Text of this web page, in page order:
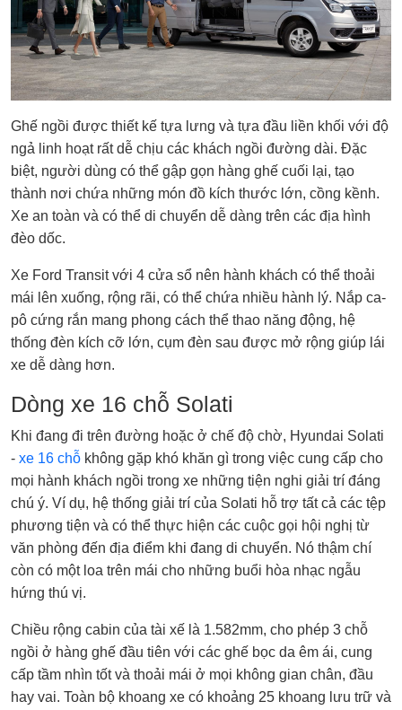
Ghế ngồi được thiết kế tựa lưng và tựa đầu liền khối với độ
ngả linh hoạt rất dễ chịu các khách ngồi đường dài. Đặc
biệt, người dùng có thể gập gọn hàng ghế cuối lại, tạo
thành nơi chứa những món đồ kích thước lớn, cồng kềnh.
Xe an toàn và có thể di chuyển dễ dàng trên các địa hình
đèo dốc.
Xe Ford Transit với 4 cửa sổ nên hành khách có thể thoải
mái lên xuống, rộng rãi, có thể chứa nhiều hành lý. Nắp ca-
pô cứng rắn mang phong cách thể thao năng động, hệ
thống đèn kích cỡ lớn, cụm đèn sau được mở rộng giúp lái
xe dễ dàng hơn.
Dòng xe 16 chỗ Solati
Khi đang đi trên đường hoặc ở chế độ chờ, Hyundai Solati
- xe 16 chỗ không gặp khó khăn gì trong việc cung cấp cho
mọi hành khách ngồi trong xe những tiện nghi giải trí đáng
chú ý. Ví dụ, hệ thống giải trí của Solati hỗ trợ tất cả các tệp
phương tiện và có thể thực hiện các cuộc gọi hội nghị từ
văn phòng đến địa điểm khi đang di chuyển. Nó thậm chí
còn có một loa trên mái cho những buổi hòa nhạc ngẫu
hứng thú vị.
Chiều rộng cabin của tài xế là 1.582mm, cho phép 3 chỗ
ngồi ở hàng ghế đầu tiên với các ghế bọc da êm ái, cung
cấp tầm nhìn tốt và thoải mái ở mọi không gian chân, đầu
hay vai. Toàn bộ khoang xe có khoảng 25 khoang lưu trữ và